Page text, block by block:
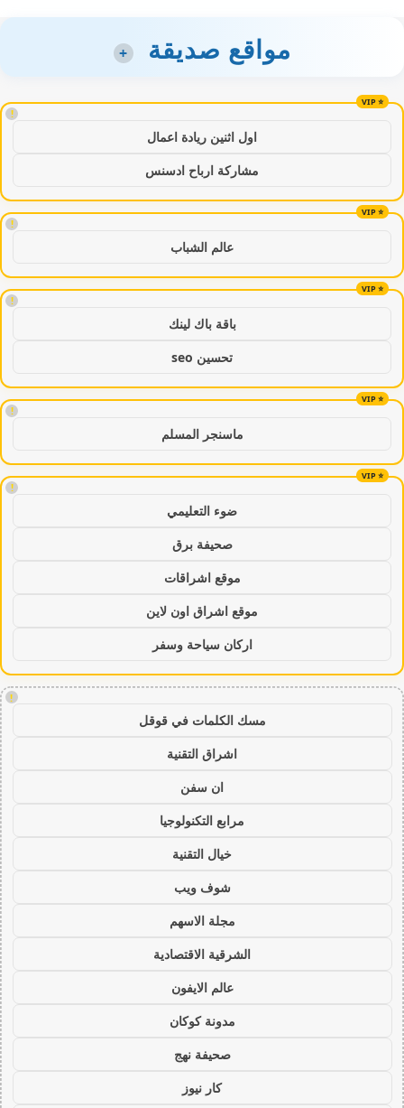
مواقع صديقة +
!
اول اثنين ريادة اعمال
مشاركة ارباح ادسنس
!
عالم الشباب
!
باقة باك لينك
تحسين seo
!
ماسنجر المسلم
!
ضوء التعليمي
صحيفة برق
موقع اشراقات
موقع اشراق اون لاين
اركان سياحة وسفر
!
مسك الكلمات في قوقل
اشراق التقنية
ان سفن
مرابع التكنولوجيا
خيال التقنية
شوف ويب
مجلة الاسهم
الشرقية الاقتصادية
عالم الايفون
مدونة كوكان
صحيفة نهج
كار نيوز